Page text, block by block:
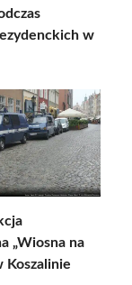
w
„Wiosna na
Koszalinie